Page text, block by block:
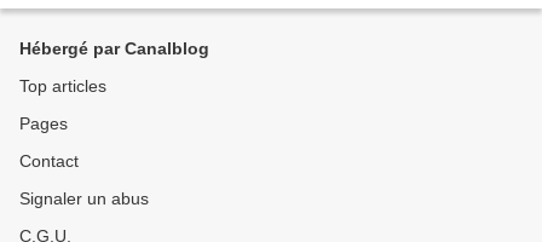
Hébergé par Canalblog
Top articles
Pages
Contact
Signaler un abus
C.G.U.